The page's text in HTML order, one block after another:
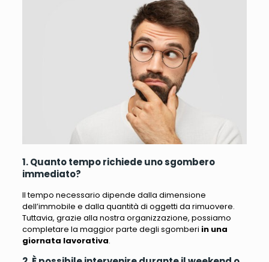
1. Quanto tempo richiede uno sgombero
immediato?
Il tempo necessario dipende dalla dimensione
dell’immobile e dalla quantità di oggetti da rimuovere.
Tuttavia, grazie alla nostra organizzazione, possiamo
completare la maggior parte degli sgomberi in una
giornata lavorativa.